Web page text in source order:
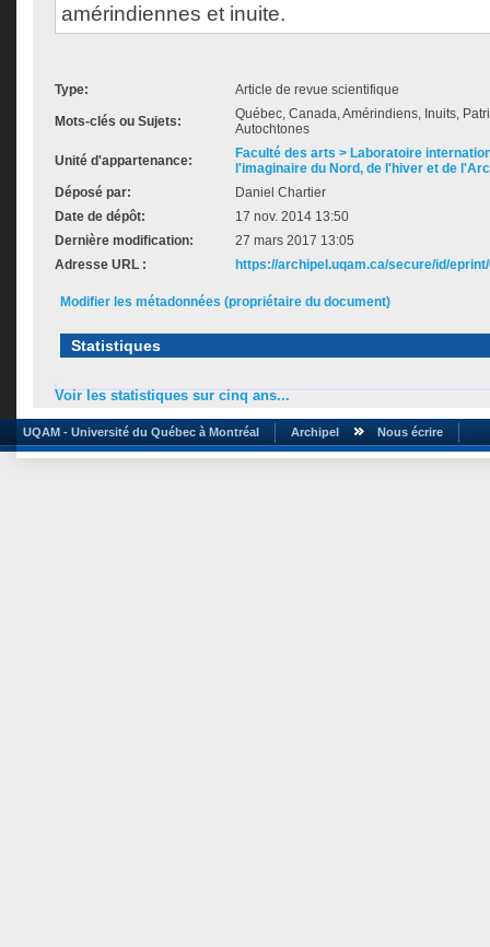
amérindiennes et inuite.
Type: Article de revue scientifique
Mots-clés ou Sujets:
Québec, Canada, Amérindiens, Inuits,
Autochtones
Unité d'appartenance:
Faculté des arts > Laboratoire
l'imaginaire du Nord, de l'hiver et de
Déposé par:
Daniel Chartier
Date de dépôt:
17 nov. 2014 13:50
Dernière modification:
27 mars 2017 13:05
Adresse URL :
https://archipel.uqam.ca/secure/id/
Modifier les métadonnées (propriétaire du document)
Statistiques
Voir les statistiques sur cinq ans...
UQAM - Université du Québec à Montréal Archipel Nous écrire